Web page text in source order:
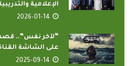
الإعلامية
2026-01-14
“لآخر نفس”..
على الشاشة
2025-09-14